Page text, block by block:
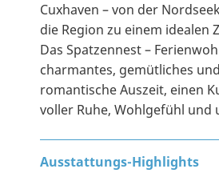
Cuxhaven – von der
die Region zu einem idealen
Das Spatzennest –
charmantes, gemütliches
romantische Auszeit, einen
voller Ruhe, Wohlgefühl
Ausstattungs-Highlights